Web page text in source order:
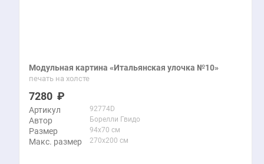
Модульная картина «Итальянская улочка №10»
печать на холсте
7280
Артикул 92774D
Автор Борелли Гвидо
Размер 94x70 см
Макс. размер 270x200 см